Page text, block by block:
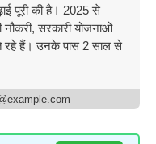
पूरी की है। 2025 से
नौकरी, सरकारी योजनाओं
रहे हैं। उनके पास 2 साल से